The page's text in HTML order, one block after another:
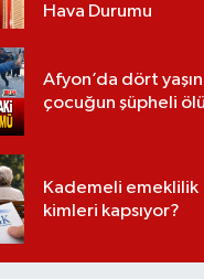
Hava Durumu
Afyon’da dört
çocuğun şüpheli
Kademeli emeklilik
kimleri kapsıyor?